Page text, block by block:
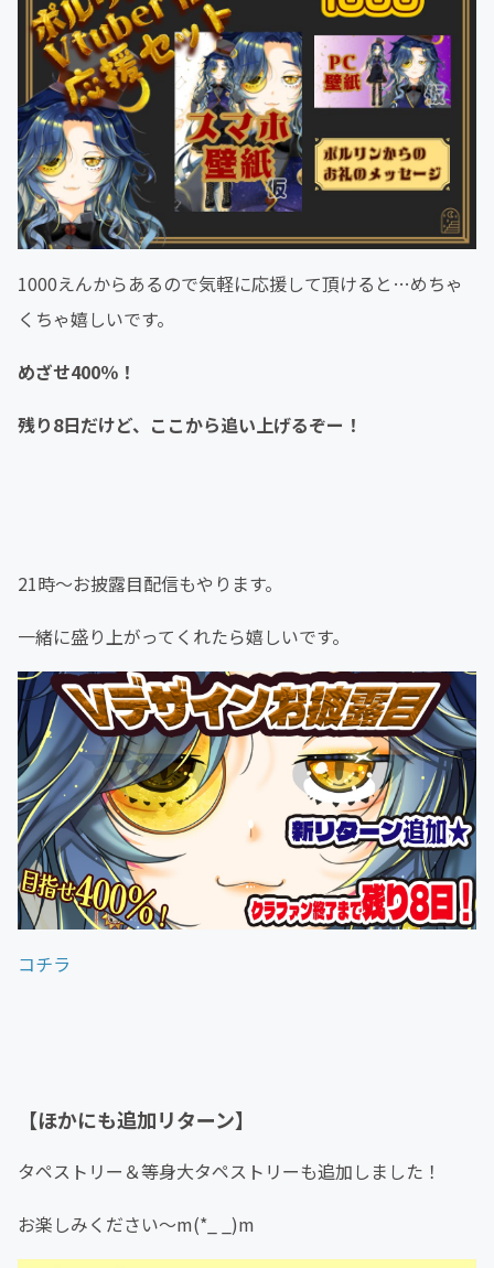
1000えんからあるので気軽に応援して頂けると…めちゃ
くちゃ嬉しいです。
めざせ400％！
残り8日だけど、ここから追い上げるぞー！
21時〜お披露目配信もやります。
一緒に盛り上がってくれたら嬉しいです。
コチラ
【ほかにも追加リターン】
タペストリー＆等身大タペストリーも追加しました！
お楽しみください〜m(*_ _)m